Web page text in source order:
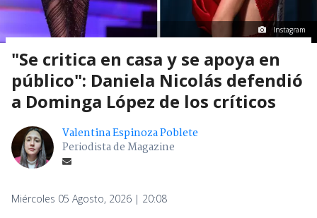
Instagram
"Se critica en casa y se apoya en
público": Daniela Nicolás defendió
a Dominga López de los críticos
Valentina Espinoza Poblete
Periodista de Magazine
Miércoles 05 Agosto, 2026 | 20:08